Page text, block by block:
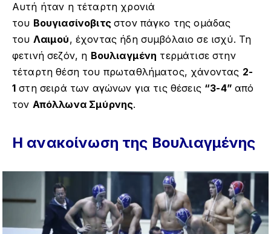
Αυτή ήταν η τέταρτη χρονιά
του Βουγιασίνοβιτςστον πάγκο της ομάδας
του Λαιμού, έχοντας ήδη συμβόλαιο σε ισχύ. Τη
φετινή σεζόν, η Βουλιαγμένη τερμάτισε στην
τέταρτη θέση του πρωταθλήματος, χάνοντας 2-
1 στη σειρά των αγώνων για τις θέσεις “3-4”από
τον Απόλλωνα Σμύρνης.
Η ανακοίνωση της Βουλιαγμένης